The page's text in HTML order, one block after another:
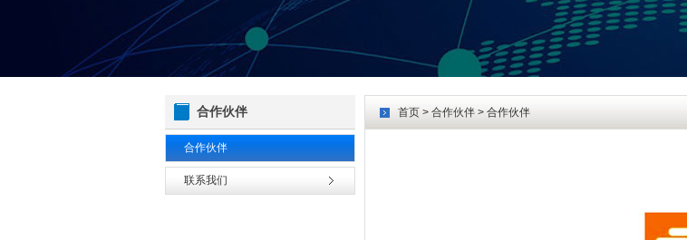
合作伙伴
合作伙伴
联系我们
首页 > 合作伙伴 > 合作伙伴